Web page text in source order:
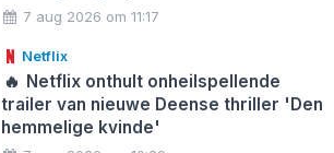
7 aug 2026 om 11:17
Netflix
🔥 Netflix onthult onheilspellende
trailer van nieuwe Deense thriller 'Den
hemmelige kvinde'